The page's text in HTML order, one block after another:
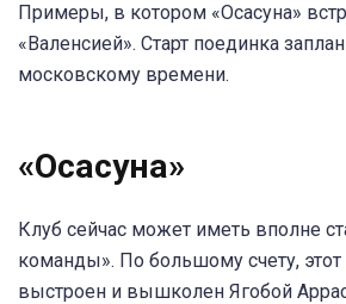
Примеры, в котором «Осасуна»
«Валенсией». Старт поединка
московскому времени.
«Осасуна»
Клуб сейчас может иметь вполне
команды». По большому счету,
выстроен и вышколен Ягобой